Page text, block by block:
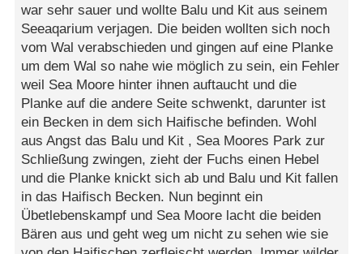
war sehr sauer und wollte Balu und Kit aus seinem
Seeaqarium verjagen. Die beiden wollten sich noch
vom Wal verabschieden und gingen auf eine Planke
um dem Wal so nahe wie möglich zu sein, ein Fehler
weil Sea Moore hinter ihnen auftaucht und die
Planke auf die andere Seite schwenkt, darunter ist
ein Becken in dem sich Haifische befinden. Wohl
aus Angst das Balu und Kit , Sea Moores Park zur
Schließung zwingen, zieht der Fuchs einen Hebel
und die Planke knickt sich ab und Balu und Kit fallen
in das Haifisch Becken. Nun beginnt ein
Übetlebenskampf und Sea Moore lacht die beiden
Bären aus und geht weg um nicht zu sehen wie sie